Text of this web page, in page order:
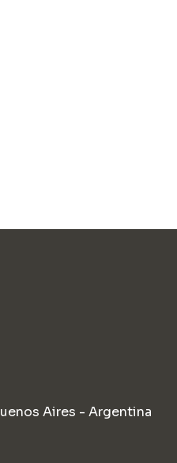
Aires - Argentina